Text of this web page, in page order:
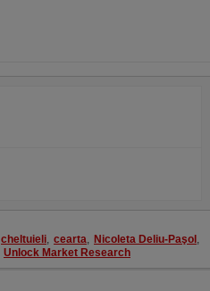
cheltuieli, cearta, Nicoleta Deliu-Paşol ,
Unlock Market Research